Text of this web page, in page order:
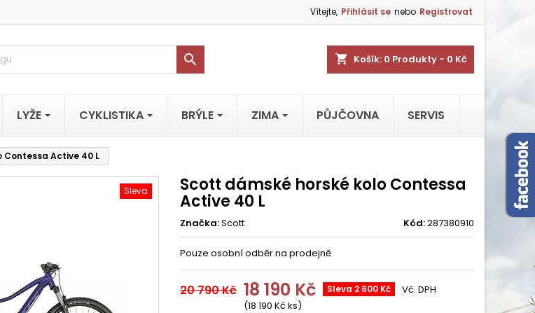
Vítejte, Přihlásit se nebo Registrovat
shopping_cart Košík: 0 Produkty - 0 Kč

LYŽE CYKLISTIKA BRÝLE ZIMA PŮJČOVNA SERVIS
Contessa Active 40 L
Sleva Scott dámské horské kolo Contessa
Active 40 L
Značka:Scott Kód:287380910
Pouze osobní odběr na prodejně
20 790 Kč 18 190 Kč Sleva 2 600 Kč
(18 190 Kč ks)
Vč. DPH